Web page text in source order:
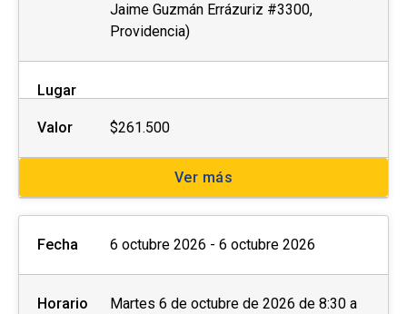
Jaime Guzmán Errázuriz #3300,
Providencia)
Lugar
Valor $261.500
Ver más
Fecha 6 octubre 2026 - 6 octubre 2026
Horario
Martes 6 de octubre de 2026 de 8:30 a